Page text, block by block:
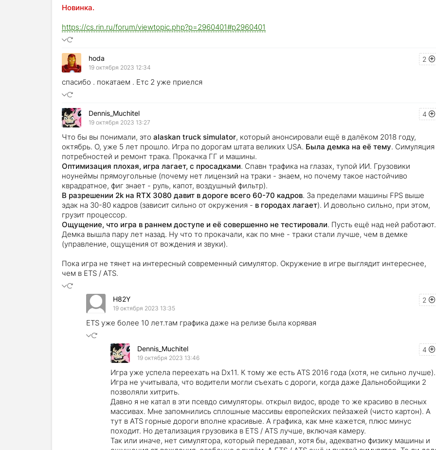
Новинка.
https://cs.rin.ru/forum/viewtopic.php?p=2960401#p2960401
2
hoda
19 октября 2023 12:34
спасибо . покатаем . Етс 2 уже приелся
4
Dennis_Muchitel
19 октября 2023 13:27
Что бы вы понимали, это alaskan truck simulator, который анонсировали ещё в далёком 2018 году,
октябрь. О, уже 5 лет прошло. Игра по дорогам штата великих USA. Была демка на её тему. Симуляция
потребностей и ремонт трака. Прокачка ГГ и машины.
Оптимизация плохая, игра лагает, с просадками. Спавн трафика на глазах, тупой ИИ. Грузовики
ноунеймы прямоугольные (почему нет лицензий на траки - знаем, но почему такое настойчиво
кврадратное, фиг знает - руль, капот, воздушный фильтр).
В разрешении 2k на RTX 3080 давит в дороге всего 60-70 кадров. За пределами машины FPS выше
эдак на 30-80 кадров (зависит сильно от окружения - в городах лагает). И довольно сильно, при этом,
грузит процессор.
Ощущение, что игра в раннем доступе и её совершенно не тестировали. Пусть ещё над ней работают.
Демка вышла пару лет назад. Ну что то прокачали, как по мне - траки стали лучше, чем в демке
(управление, ощущения от вождения и звуки).
Пока игра не тянет на интересный современный симулятор. Окружение в игре выглядит интереснее,
чем в ETS / ATS.
2
H82Y
19 октября 2023 13:35
ETS уже более 10 лет.там графика даже на релизе была корявая
4
Dennis_Muchitel
19 октября 2023 13:46
Игра уже успела переехать на Dx11. К тому же есть ATS 2016 года (хотя, не сильно лучше).
Игра не учитывала, что водители могли съехать с дороги, когда даже Дальнобойщики 2
позволяли хитрить.
Давно я не катал в эти псевдо симуляторы. открыл видос, вроде то же красиво в лесных
массивах. Мне запомнились сплошные массивы европейских пейзажей (чисто картон). А
тут в ATS горные дороги вполне красивые. А графика, как мне кажется, плюс минус
походит. Но детализация грузовика в ETS / ATS лучше, включая камеру.
Так или иначе, нет симулятора, который передавал, хотя бы, адекватно физику машины и